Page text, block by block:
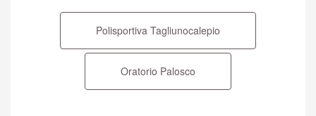
articoli
Polisportiva Tagliunocalepio
Oratorio Palosco